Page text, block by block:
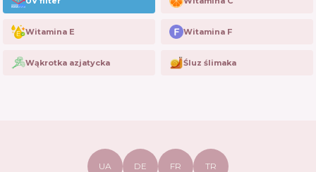
Witamina E Witamina F
Wąkrotka azjatycka Śluz ślimaka
UA DE FR TR